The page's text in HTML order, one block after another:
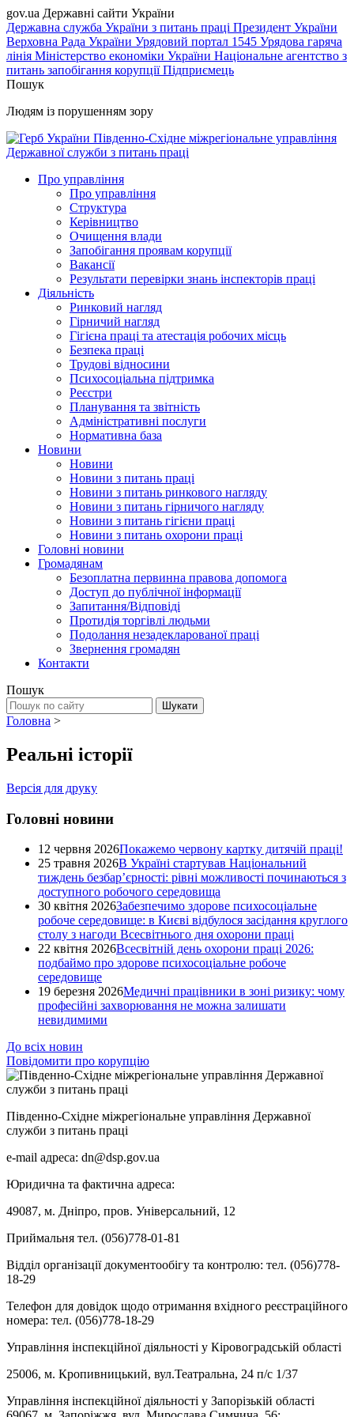
gov.ua Державні сайти України
Державна служба України з питань праці Президент України
Верховна Рада України Урядовий портал 1545 Урядова гаряча
лінія Міністерство економіки України Національне агентство з
питань запобігання корупціїПідприємець
Пошук
Людям із порушенням зору
Південно-Східне міжрегіональне управління
Державної служби з питань праці
Про управління
Про управління
Структура
Керівництво
Очищення влади
Запобігання проявам корупції
Вакансії
Результати перевірки знань інспекторів праці
Діяльність
Ринковий нагляд
Гірничий нагляд
Гігієна праці та атестація робочих місць
Безпека праці
Трудові відносини
Психосоціальна підтримка
Реєстри
Планування та звітність
Адміністративні послуги
Нормативна база
Новини
Новини
Новини з питань праці
Новини з питань ринкового нагляду
Новини з питань гірничого нагляду
Новини з питань гігієни праці
Новини з питань охорони праці
Головні новини
Громадянам
Безоплатна первинна правова допомога
Доступ до публічної інформації
Запитання/Відповіді
Протидія торгівлі людьми
Подолання незадекларованої праці
Звернення громадян
Контакти
Пошук
Головна >
Реальні історії
Версія для друку
Головні новини
12 червня 2026Покажемо червону картку дитячій праці!
25 травня 2026В Україні стартував Національний
тиждень безбар’єрності: рівні можливості починаються з
доступного робочого середовища
30 квітня 2026Забезпечимо здорове психосоціальне
робоче середовище: в Києві відбулося засідання круглого
столу з нагоди Всесвітнього дня охорони праці
22 квітня 2026Всесвітній день охорони праці 2026:
подбаймо про здорове психосоціальне робоче
середовище
19 березня 2026Медичні працівники в зоні ризику: чому
професійні захворювання не можна залишати
невидимими
До всіх новин
Повідомити про корупцію
Південно-Східне міжрегіональне управління Державної
служби з питань праці
e-mail адреса: dn@dsp.gov.ua
Юридична та фактична адреса:
49087, м. Дніпро, пров. Універсальний, 12
Приймальня тел. (056)778-01-81
Відділ організації документообігу та контролю: тел. (056)778-
18-29
Телефон для довідок щодо отримання вхідного реєстраційного
номера: тел. (056)778-18-29
Управління інспекційної діяльності у Кіровоградській області
25006, м. Кропивницький, вул.Театральна, 24 п/с 1/37
Управління інспекційної діяльності у Запорізькій області